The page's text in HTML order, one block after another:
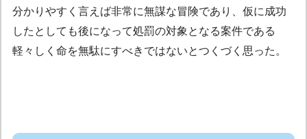
分かりやすく言えば非常に無謀な冒険であり、仮に成功
したとしても後になって処罰の対象となる案件である
軽々しく命を無駄にすべきではないとつくづく思った。